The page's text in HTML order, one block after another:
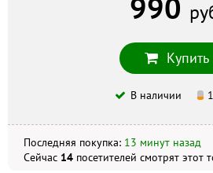
г. Воронеж, Ленина площадь, 9, +7 (473)
г. Воронеж, ул. Кирова, 24, +7 (473) 277–82–27
Скидка по акции действует
заказа на сайте.
Не является публичной офертой. Комплектация и
Купить
В наличии
Последняя покупка: 13 минут назад
Сейчас 14 посетителей смотрят этот